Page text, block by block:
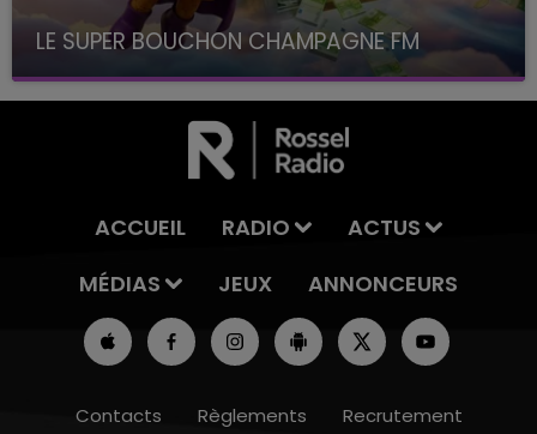
LE SUPER BOUCHON CHAMPAGNE FM
avec La Famille Champagne FM, à 8H10
ACCUEIL RADIO
ACTUS
MÉDIAS
JEUX ANNONCEURS
Contacts Règlements Recrutement